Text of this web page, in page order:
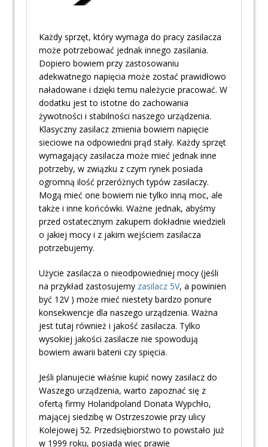
Każdy sprzęt, który wymaga do pracy zasilacza
może potrzebować jednak innego zasilania.
Dopiero bowiem przy zastosowaniu
adekwatnego napięcia może zostać prawidłowo
naładowane i dzięki temu należycie pracować. W
dodatku jest to istotne do zachowania
żywotności i stabilności naszego urządzenia.
Klasyczny zasilacz zmienia bowiem napięcie
sieciowe na odpowiedni prąd stały. Każdy sprzęt
wymagający zasilacza może mieć jednak inne
potrzeby, w związku z czym rynek posiada
ogromną ilość przeróżnych typów zasilaczy.
Mogą mieć one bowiem nie tylko inną moc, ale
także i inne końcówki. Ważne jednak, abyśmy
przed ostatecznym zakupem dokładnie wiedzieli
o jakiej mocy i z jakim wejściem zasilacza
potrzebujemy.
Użycie zasilacza o nieodpowiedniej mocy (jeśli
na przykład zastosujemy zasilacz 5V, a powinien
być 12V ) może mieć niestety bardzo ponure
konsekwencje dla naszego urządzenia. Ważna
jest tutaj również i jakość zasilacza. Tylko
wysokiej jakości zasilacze nie spowodują
bowiem awarii baterii czy spięcia.
Jeśli planujecie właśnie kupić nowy zasilacz do
Waszego urządzenia, warto zapoznać się z
ofertą firmy Holandpoland Donata Wypchło,
mającej siedzibę w Ostrzeszowie przy ulicy
Kolejowej 52. Przedsiębiorstwo to powstało już
w 1999 roku, posiada więc prawie